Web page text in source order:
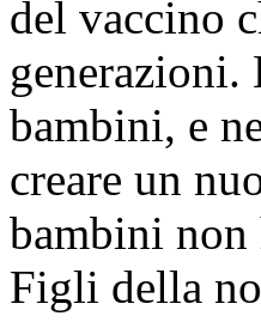
del vaccino
generazioni.
bambini, e
creare un
bambini non
Figli della